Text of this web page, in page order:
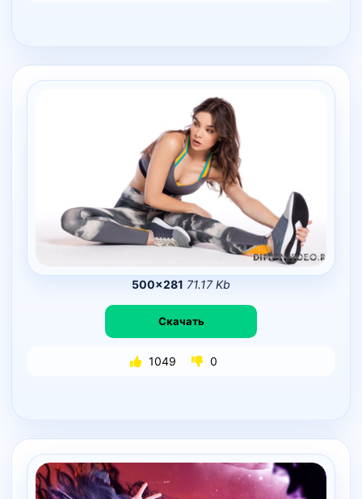
500×281 71.17 Kb
Скачать
1049 0